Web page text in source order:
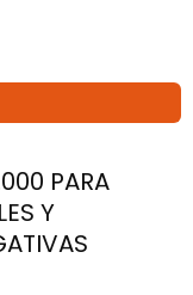
PARA
Y